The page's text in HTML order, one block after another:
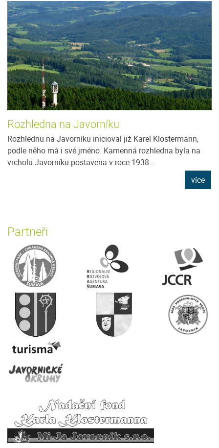
Rozhledna na Javorníku
Rozhlednu na Javorníku inicioval již Karel Klostermann,
podle něho má i své jméno. Kamenná rozhledna byla na
vrcholu Javorníku postavena v roce 1938...
více
Partneři